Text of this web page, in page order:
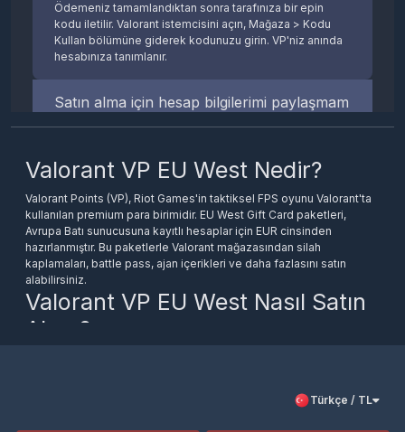
Ödemeniz tamamlandıktan sonra tarafınıza bir epin
kodu iletilir. Valorant istemcisini açın, Mağaza > Kodu
Kullan bölümüne giderek kodunuzu girin. VP'niz anında
hesabınıza tanımlanır.
Satın alma için hesap bilgilerimi paylaşmam
Hayır, hiçbir hesap bilginizi paylaşmanıza gerek yoktur.
Epin kodunu kendiniz Valorant istemcisine girerek
aktivasyonu tamamlarsınız.
Türkiye'den EU West hesabıma VP
yükleyebilir miyim?
Evet. Fiziksel konumunuz değil, hesabınızın kayıtlı
olduğu bölge önemlidir. EU West sunucusunda
50 EUR'luk pakette kaç VP kazanırım?
Valorant VP EU West Nedir?
Valorant Points (VP), Riot Games'in taktiksel FPS oyunu Valorant'ta
kullanılan premium para birimidir. EU West Gift Card paketleri,
Avrupa Batı sunucusuna kayıtlı hesaplar için EUR cinsinden
hazırlanmıştır. Bu paketlerle Valorant mağazasından silah
kaplamaları, battle pass, ajan içerikleri ve daha fazlasını satın
alabilirsiniz.
Valorant VP EU West Nasıl Satın
Alınır?
iletilir. Valorant istemcisini açın, Mağaza sekmesine gidin, "Kodu
Kullan" bölümüne epin kodunuzu girerek VP'nizi anında aktive edin.
Türkçe / TL